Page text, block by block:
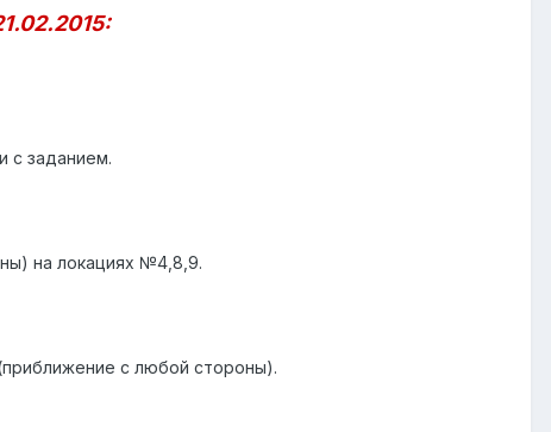
с заданием.
на локациях №4,8,9.
с любой стороны).